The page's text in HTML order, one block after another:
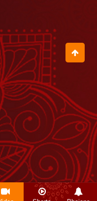
अर्थ है?
घर कभी खाली हाथ नहीं जाना
ही बार आता है
अच्छा लगता है और भगवान को